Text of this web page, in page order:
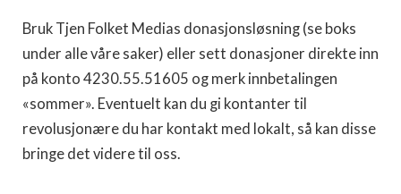
Bruk Tjen Folket Medias donasjonsløsning (se boks
under alle våre saker) eller sett donasjoner direkte inn
på konto 4230.55.51605 og merk innbetalingen
«sommer». Eventuelt kan du gi kontanter til
revolusjonære du har kontakt med lokalt, så kan disse
bringe det videre til oss.